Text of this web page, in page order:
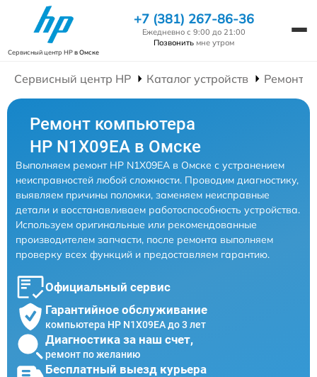
Сервисный центр HPв Омске
+7 (381) 267-86-36
Ежедневно с 9:00 до 21:00
Позвонить мне утром
Сервисный центр HP Каталог устройств Ремонт
Ремонт компьютера
HP N1X09EA в Омске
Выполняем ремонт HP N1X09EA в Омске с устранением
неисправностей любой сложности. Проводим диагностику,
выявляем причины поломки, заменяем неисправные
детали и восстанавливаем работоспособность устройства.
Используем оригинальные или рекомендованные
производителем запчасти, после ремонта выполняем
проверку всех функций и предоставляем гарантию.
Официальный сервис
Гарантийное обслуживание
компьютера HP N1X09EA до 3 лет
Диагностика за наш счет,
ремонт по желанию
Бесплатный выезд курьера